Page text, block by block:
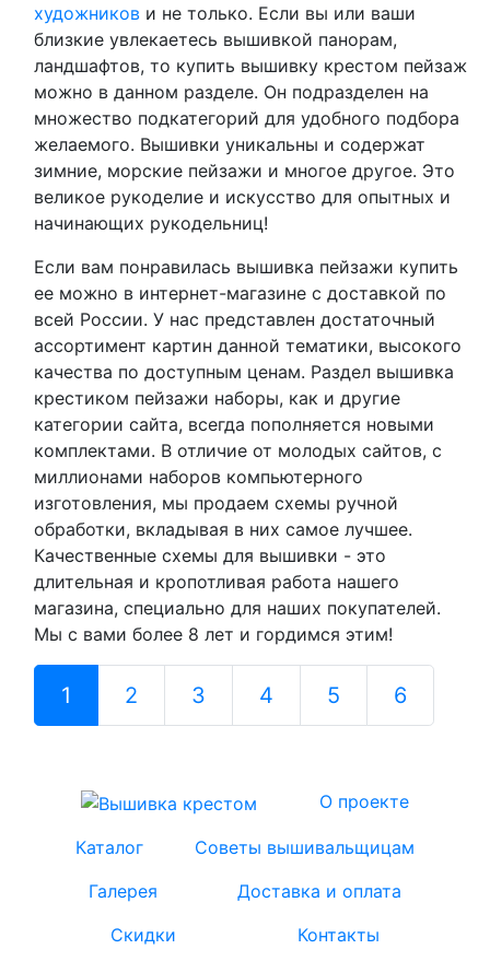
художников и не только. Если вы или ваши
близкие увлекаетесь вышивкой панорам,
ландшафтов, то купить вышивку крестом пейзаж
можно в данном разделе. Он подразделен на
множество подкатегорий для удобного подбора
желаемого. Вышивки уникальны и содержат
зимние, морские пейзажи и многое другое. Это
великое рукоделие и искусство для опытных и
начинающих рукодельниц!
Если вам понравилась вышивка пейзажи купить
ее можно в интернет-магазине с доставкой по
всей России. У нас представлен достаточный
ассортимент картин данной тематики, высокого
качества по доступным ценам. Раздел вышивка
крестиком пейзажи наборы, как и другие
категории сайта, всегда пополняется новыми
комплектами. В отличие от молодых сайтов, с
миллионами наборов компьютерного
изготовления, мы продаем схемы ручной
обработки, вкладывая в них самое лучшее.
Качественные схемы для вышивки - это
длительная и кропотливая работа нашего
магазина, специально для наших покупателей.
Мы с вами более 8 лет и гордимся этим!
1 (current)
2 3 4 5 6
О проекте
Каталог
Советы вышивальщицам
Галерея
Доставка и оплата
Скидки
Контакты